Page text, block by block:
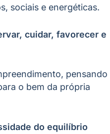
sociais e energéticas.
cuidar, favorecer e
pensando
o bem da própria
do equilíbrio